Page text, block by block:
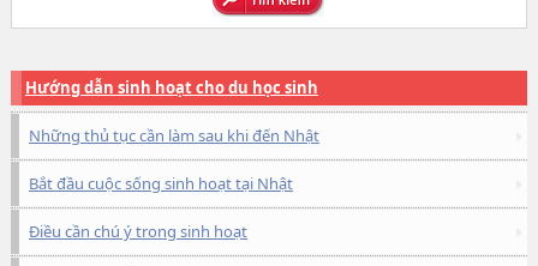
Hướng dẫn sinh hoạt cho du học sinh
Những thủ tục cần làm sau khi đến Nhật
Bắt đầu cuộc sống sinh hoạt tại Nhật
Điều cần chú ý trong sinh hoạt